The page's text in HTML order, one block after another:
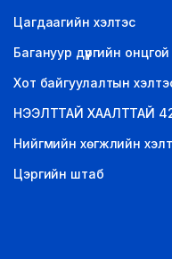
Цагдаагийн хэлтэс
Багануур дүүргийн
Хот байгуулалтын
НЭЭЛТТАЙ ХААЛТТАЙ
Нийгмийн хөгжлийн
Цэргийн штаб